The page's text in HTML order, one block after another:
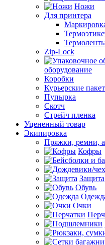
Ножи
Для принтера
Zip-Lock
оборудование
Коробки
Курьерские
Пупырка
Скотч
Стрейч пленка
Уцененный товар
Экипировка
Пряжки, ремни,
Кофры
Защита
Обувь
Очки